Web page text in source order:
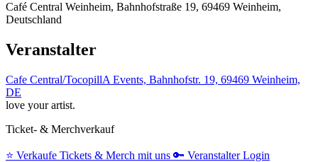
Café Central Weinheim, Bahnhofstraße 19, 69469 Weinheim,
Deutschland
Veranstalter
Cafe Central/TocopillA Events, Bahnhofstr. 19, 69469 Weinheim,
DE
love your artist.
Ticket- & Merchverkauf
⭐️ Verkaufe Tickets & Merch mit uns 🔑 Veranstalter Login